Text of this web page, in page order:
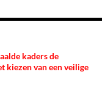
kaders de
kiezen van een veilige